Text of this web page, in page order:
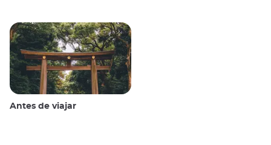
Antes de viajar